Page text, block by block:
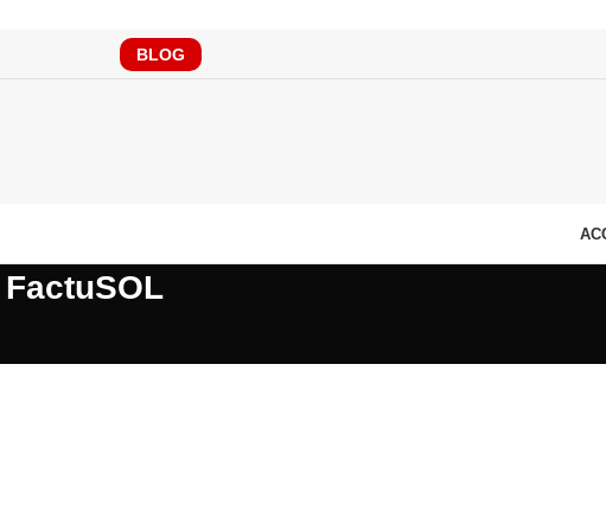
TENDRÁS QUE CUMPLIR CON VERIFACTU,
BLOG